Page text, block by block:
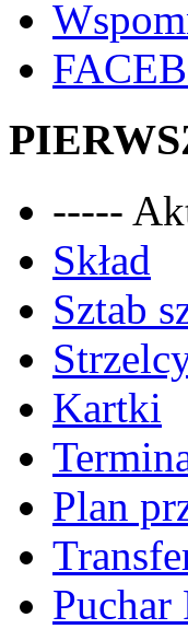
-----
Skład
Sztab
Kartki
Plan
Puchar